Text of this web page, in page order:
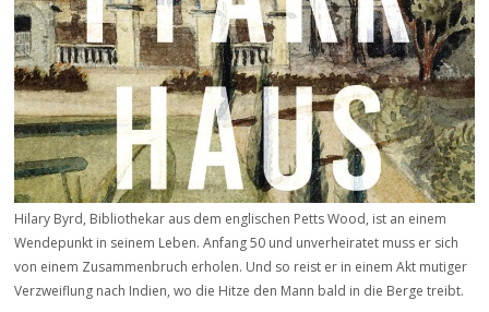
Hilary Byrd, Bibliothekar aus dem englischen Petts Wood, ist an einem
Wendepunkt in seinem Leben. Anfang 50 und unverheiratet muss er sich
von einem Zusammenbruch erholen. Und so reist er in einem Akt mutiger
Verzweiflung nach Indien, wo die Hitze den Mann bald in die Berge treibt.